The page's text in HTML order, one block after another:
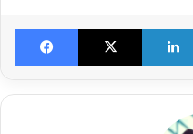
Facebook X